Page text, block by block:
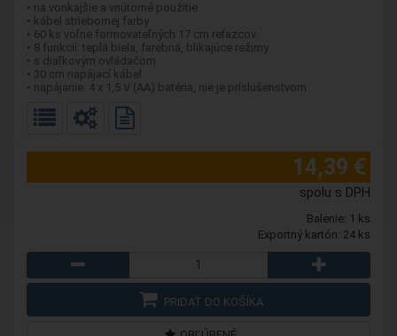
• na vonkajšie a vnútorné použitie
• kábel striebornej farby
• 60 ks voľne formovateľných 17 cm reťazcov
• 8 funkcií: teplá biela, farebná, blikajúce režimy
• s diaľkovým ovládačom
• 30 cm napájací kábel
• napájanie: 4 x 1,5 V (AA) batéria, nie je príslušenstvom
14,39 €
spolu s DPH
Balenie: 1 ks
Exportný kartón: 24 ks
PRIDAŤ DO KOŠÍKA